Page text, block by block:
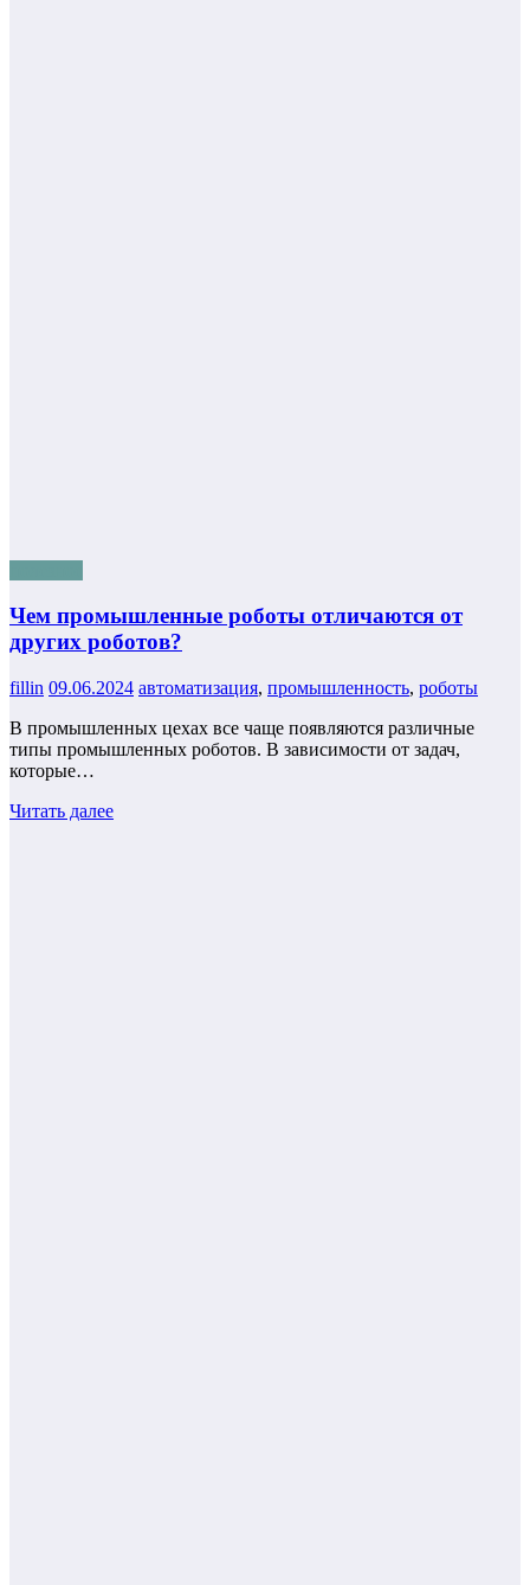
Чем промышленные роботы отличаются от
других роботов?
fillin 09.06.2024 автоматизация, промышленность, роботы
В промышленных цехах все чаще появляются различные
типы промышленных роботов. В зависимости от задач,
которые…
Читать далее